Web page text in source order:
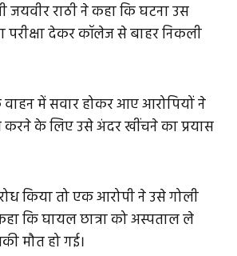
राठी ने कहा कि घटना उस
परीक्षा देकर कॉलेज से बाहर निकली
में सवार होकर आए आरोपियों ने
के लिए उसे अंदर खींचने का प्रयास
किया तो एक आरोपी ने उसे गोली
कि घायल छात्रा को अस्पताल ले
मौत हो गई।